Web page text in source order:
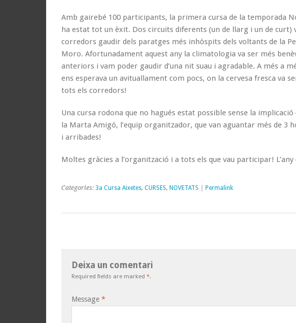
Amb gairebé 100 participants, la primera cursa de la temporada
ha estat tot un èxit. Dos circuits diferents (un de llarg i un de curt)
corredors gaudir dels paratges més inhòspits dels voltants de la
Moro. Afortunadament aquest any la climatologia va ser més
anteriors i vam poder gaudir d’una nit suau i agradable. A més a
ens esperava un avituallament com pocs, on la cervesa fresca va
tots els corredors!
Una cursa rodona que no hagués estat possible sense la implicació
la Marta Amigó, l’equip organitzador, que van aguantar més de 3
i arribades!
Moltes gràcies a l’organització i a tots els que vau participar! L’any
Categories: 3a Cursa Aixetes, CURSES, NOVETATS Permalink
Deixa un comentari
Required fields are marked *.
Message *